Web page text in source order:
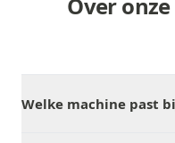
Over
Welke machine past